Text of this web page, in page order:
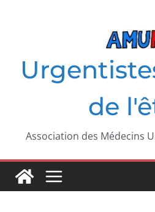
de
Association des Médecins